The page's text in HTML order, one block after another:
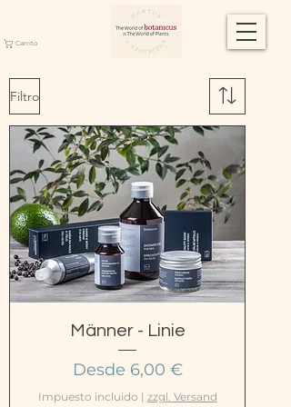
Carrito
Filtro
Männer - Linie
Desde 6,00 €
Precio de oferta
Impuesto incluido | zzgl. Versand